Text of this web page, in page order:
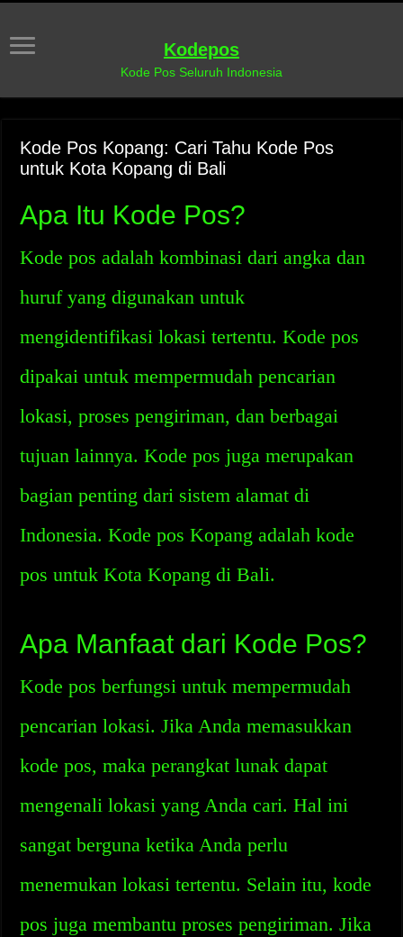
Kodepos
Kode Pos Seluruh Indonesia
Kode Pos Kopang: Cari Tahu Kode Pos
untuk Kota Kopang di Bali
Apa Itu Kode Pos?
Kode pos adalah kombinasi dari angka dan
huruf yang digunakan untuk
mengidentifikasi lokasi tertentu. Kode pos
dipakai untuk mempermudah pencarian
lokasi, proses pengiriman, dan berbagai
tujuan lainnya. Kode pos juga merupakan
bagian penting dari sistem alamat di
Indonesia. Kode pos Kopang adalah kode
pos untuk Kota Kopang di Bali.
Apa Manfaat dari Kode Pos?
Kode pos berfungsi untuk mempermudah
pencarian lokasi. Jika Anda memasukkan
kode pos, maka perangkat lunak dapat
mengenali lokasi yang Anda cari. Hal ini
sangat berguna ketika Anda perlu
menemukan lokasi tertentu. Selain itu, kode
pos juga membantu proses pengiriman. Jika